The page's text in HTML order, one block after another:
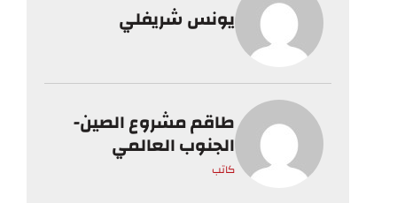
يونس شريفلي
طاقم مشروع الصين-
الجنوب العالمي
كاتب